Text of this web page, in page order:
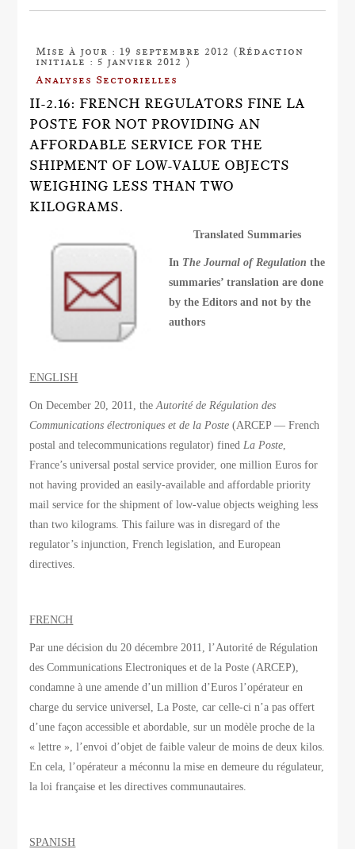
Mise à jour : 19 septembre 2012 (Rédaction
initiale : 5 janvier 2012 )
Analyses Sectorielles
II-2.16: FRENCH REGULATORS FINE LA
POSTE FOR NOT PROVIDING AN
AFFORDABLE SERVICE FOR THE
SHIPMENT OF LOW-VALUE OBJECTS
WEIGHING LESS THAN TWO
KILOGRAMS.
Translated Summaries
In The Journal of Regulation the
summaries’ translation are done
by the Editors and not by the
authors
ENGLISH
On December 20, 2011, the Autorité de Régulation des
Communications électroniques et de la Poste(ARCEP — French
postal and telecommunications regulator) finedLa Poste,
France’s universal postal service provider, one million Euros for
not having provided an easily-available and affordable priority
mail service for the shipment of low-value objects weighing less
than two kilograms. This failure was in disregard of the
regulator’s injunction, French legislation, and European
directives.
FRENCH
Par une décision du 20 décembre 2011, l’Autorité de Régulation
des Communications Electroniques et de la Poste (ARCEP),
condamne à une amende d’un million d’Euros l’opérateur en
charge du service universel, La Poste, car celle-ci n’a pas offert
d’une façon accessible et abordable, sur un modèle proche de la
« lettre », l’envoi d’objet de faible valeur de moins de deux kilos.
En cela, l’opérateur a méconnu la mise en demeure du régulateur,
la loi française et les directives communautaires.
SPANISH